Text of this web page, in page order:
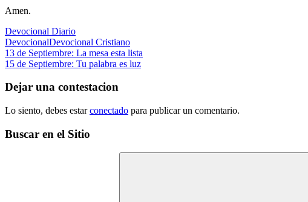
Amen.
Devocional Diario
DevocionalDevocional Cristiano
Navegación
de
entradas
Entrada
anterior:
13 de Septiembre: La mesa esta lista
Siguiente
15 de Septiembre: Tu palabra es luz
Dejar una contestacion
Lo siento, debes estarconectado para publicar un comentario.
Buscar en el Sitio